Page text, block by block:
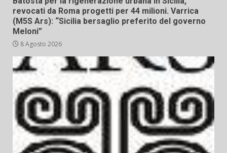
revocati da Roma progetti per 44 milioni. Varrica
(M5S Ars): “Sicilia bersaglio preferito del governo
Meloni”
8 Agosto 2026